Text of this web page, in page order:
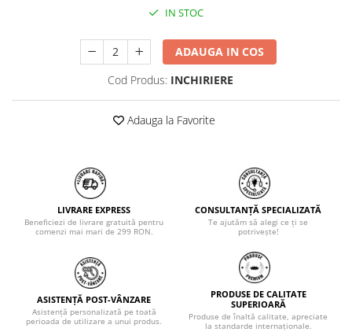
IN STOC
ADAUGA IN COS
Cod Produs: INCHIRIERE
Adauga la Favorite
LIVRARE EXPRESS
Beneficiezi de livrare gratuită pentru
comenzi mai mari de 299 RON.
CONSULTANȚĂ SPECIALIZATĂ
Te ajutăm să alegi ce ți se
potrivește!
ASISTENȚĂ POST-VÂNZARE
Asistență personalizată pe toată
perioada de utilizare a unui produs.
PRODUSE DE CALITATE
SUPERIOARĂ
Produse de înaltă calitate, apreciate
la standarde internaționale.